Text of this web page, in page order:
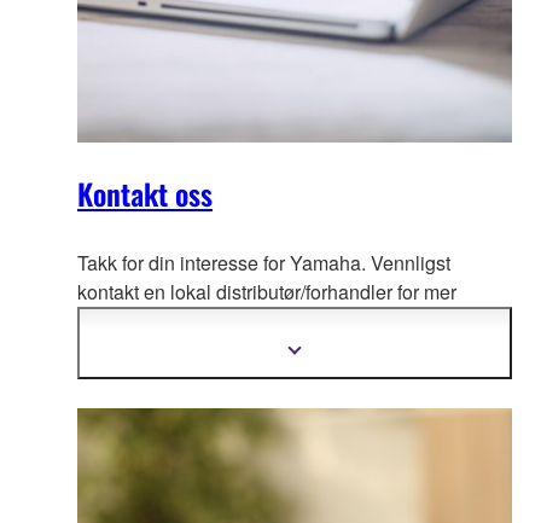
Kontakt oss
Takk for din interesse for Yamaha. Vennligst
kontakt en lokal distributør/forhandler for mer
Vis